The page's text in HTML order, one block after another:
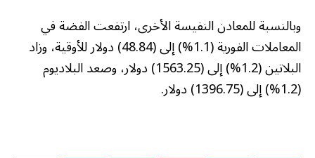
وبالنسبة للمعادن النفيسة الأخرى، ارتفعت الفضة في
المعاملات الفورية (1.1%) إلى (48.84) دولار للأوقية، وزاد
البلاتين (1.2%) إلى (1563.25) دولار، وصعد البلاديوم
(1.2%) إلى (1396.75) دولار.